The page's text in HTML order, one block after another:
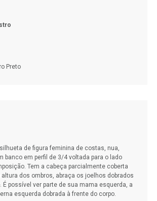
Preto
banco em perfil de 3/4 voltada para o lado
Tem a cabeça parcialmente coberta
esquerda dobrada à frente do corpo.